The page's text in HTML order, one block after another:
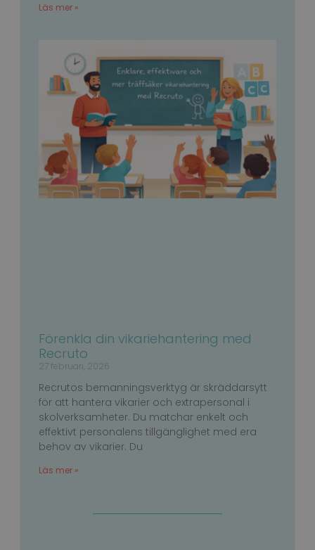
Läs mer »
Förenkla din vikariehantering med
Recruto
27 februari, 2026
Recrutos bemanningsverktyg är skräddarsytt
för att hantera vikarier och extrapersonal i
skolverksamheter. Du matchar enkelt och
effektivt personalens tillgänglighet med era
behov av vikarier. Du
Läs mer »
användas ordentligt utan strikt nödvändiga cookies.
Corporation
.linkedin.com
PHPSESSID PHP.net
www.recruto.se